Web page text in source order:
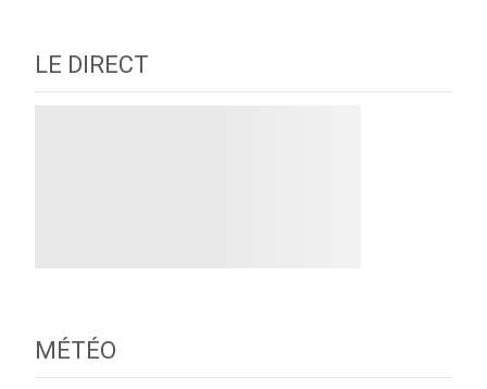
LE DIRECT
MÉTÉO